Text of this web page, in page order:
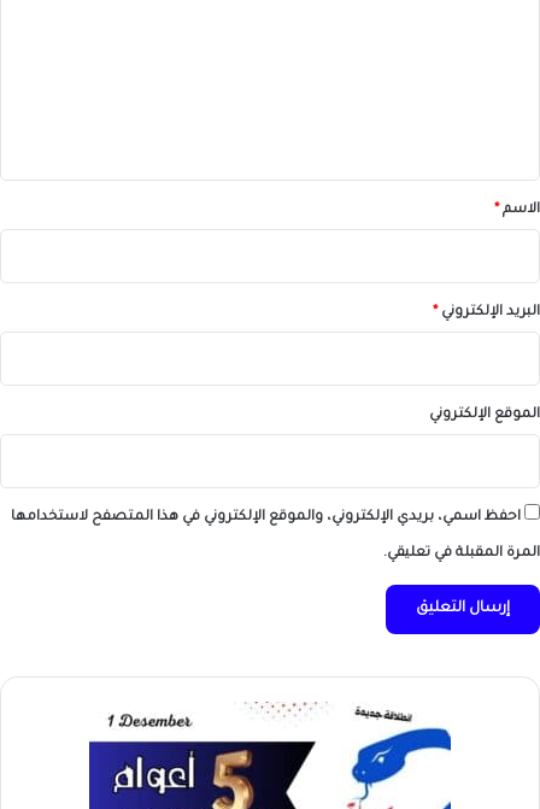
*الاسم *
البريد الإلكتروني *
الموقع الإلكتروني
احفظ اسمي، بريدي الإلكتروني، والموقع الإلكتروني في هذا المتصفح لاستخدامها
المرة المقبلة في تعليقي.